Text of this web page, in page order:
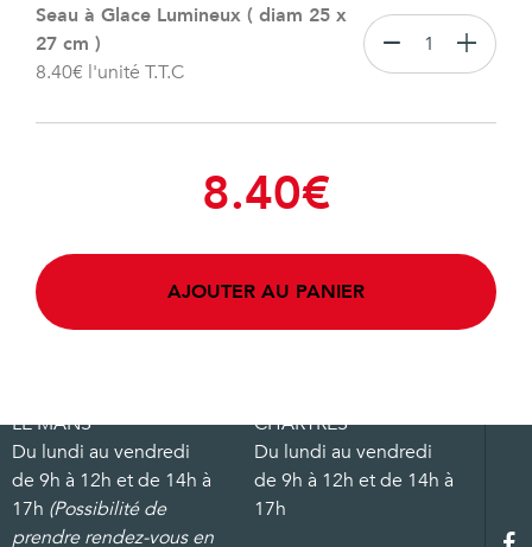
Seau à Glace Lumineux ( diam 25 x
27 cm )
8.40€ l'unité T.T.C
8.40€
AJOUTER AU PANIER
LE MANS
Du lundi au vendredi
de 9h à 12h et de 14h à
17h (Possibilité de
prendre rendez-vous en
CHARTRES
Du lundi au vendredi
de 9h à 12h et de 14h à
17h